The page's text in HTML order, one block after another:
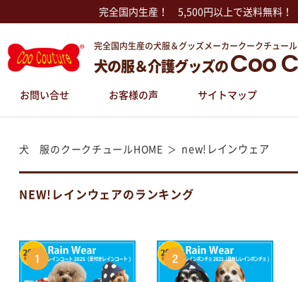
完全国内生産！ 5,500円以上で送料無料！
完全国内生産の犬服＆グッズメーカークークチュール
犬の服＆介護グッズの Coo
お問い合せ お客様の声 サイトマップ
犬 服のクークチュールHOME new!レインウェア
NEW!レインウェアのランキング